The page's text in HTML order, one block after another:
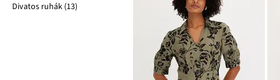
Divatos ruhák (13)